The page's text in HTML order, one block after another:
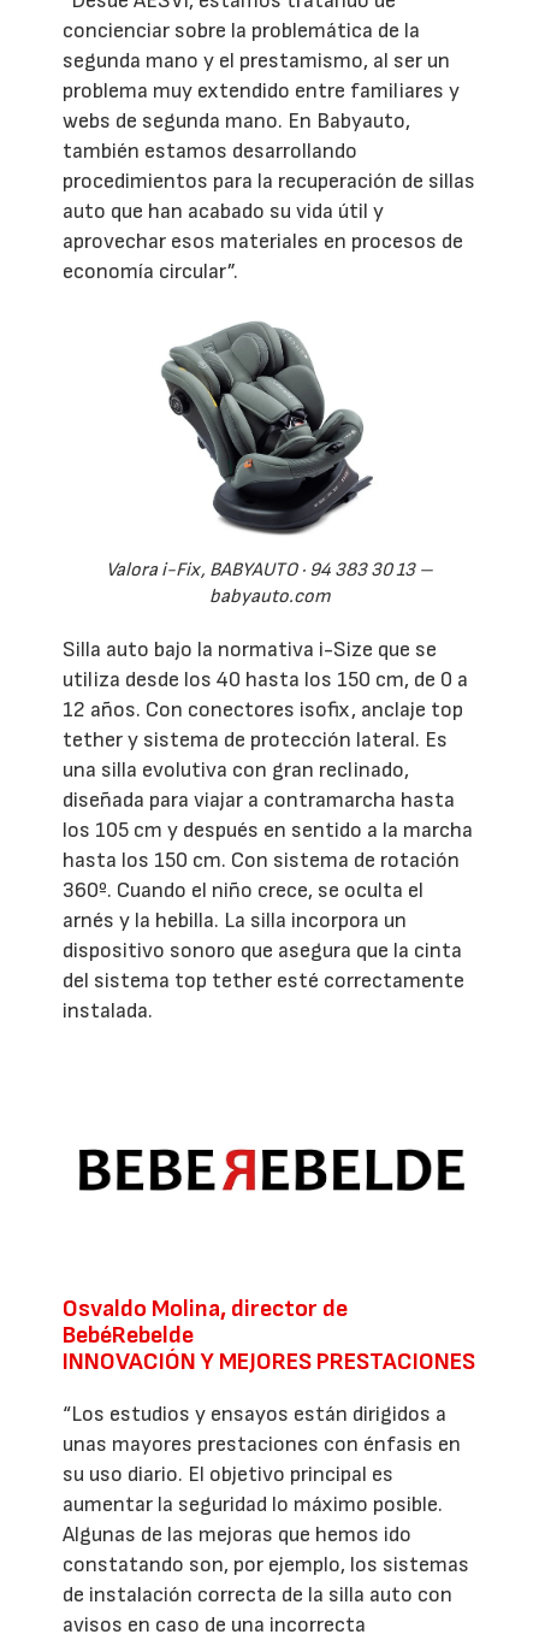
concienciar sobre la problemática de la
segunda mano y el prestamismo, al ser un
problema muy extendido entre familiares y
webs de segunda mano. En Babyauto,
también estamos desarrollando
procedimientos para la recuperación de sillas
auto que han acabado su vida útil y
aprovechar esos materiales en procesos de
economía circular”.
Valora i-Fix, BABYAUTO · 94 383 30 13 –
babyauto.com
Silla auto bajo la normativa i-Size que se
utiliza desde los 40 hasta los 150 cm, de 0 a
12 años. Con conectores isofix, anclaje top
tether y sistema de protección lateral. Es
una silla evolutiva con gran reclinado,
diseñada para viajar a contramarcha hasta
los 105 cm y después en sentido a la marcha
hasta los 150 cm. Con sistema de rotación
360º. Cuando el niño crece, se oculta el
arnés y la hebilla. La silla incorpora un
dispositivo sonoro que asegura que la cinta
del sistema top tether esté correctamente
instalada.
Osvaldo Molina, director de
BebéRebelde
INNOVACIÓN Y MEJORES PRESTACIONES
“Los estudios y ensayos están dirigidos a
unas mayores prestaciones con énfasis en
su uso diario. El objetivo principal es
aumentar la seguridad lo máximo posible.
Algunas de las mejoras que hemos ido
constatando son, por ejemplo, los sistemas
de instalación correcta de la silla auto con
avisos en caso de una incorrecta